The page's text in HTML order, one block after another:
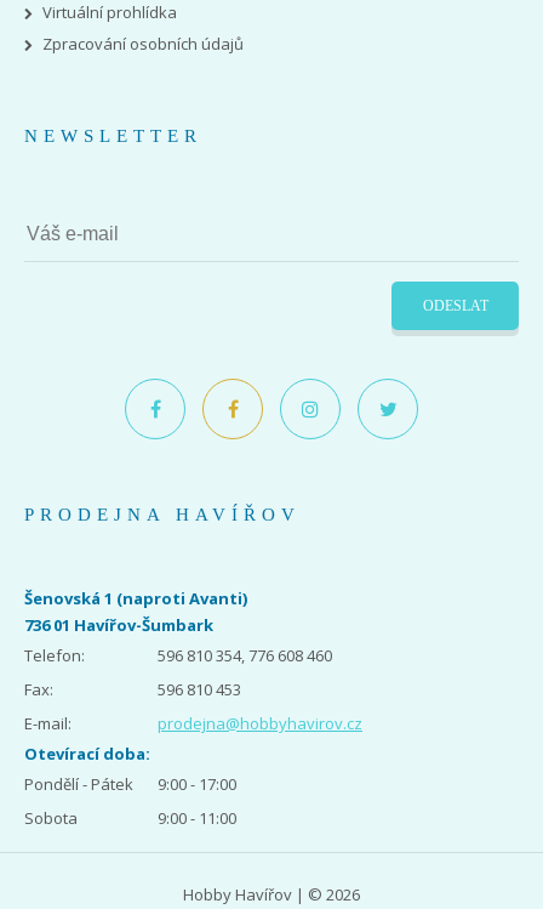
Virtuální prohlídka
Zpracování osobních údajů
NEWSLETTER
ODESLAT
PRODEJNA HAVÍŘOV
Šenovská 1 (naproti Avanti)
736 01 Havířov-Šumbark
Telefon:
596 810 354, 776 608 460
Fax:
596 810 453
E-mail:
prodejna@hobbyhavirov.cz
Otevírací doba:
Pondělí - Pátek
9:00 - 17:00
Sobota
9:00 - 11:00
Hobby Havířov | © 2026